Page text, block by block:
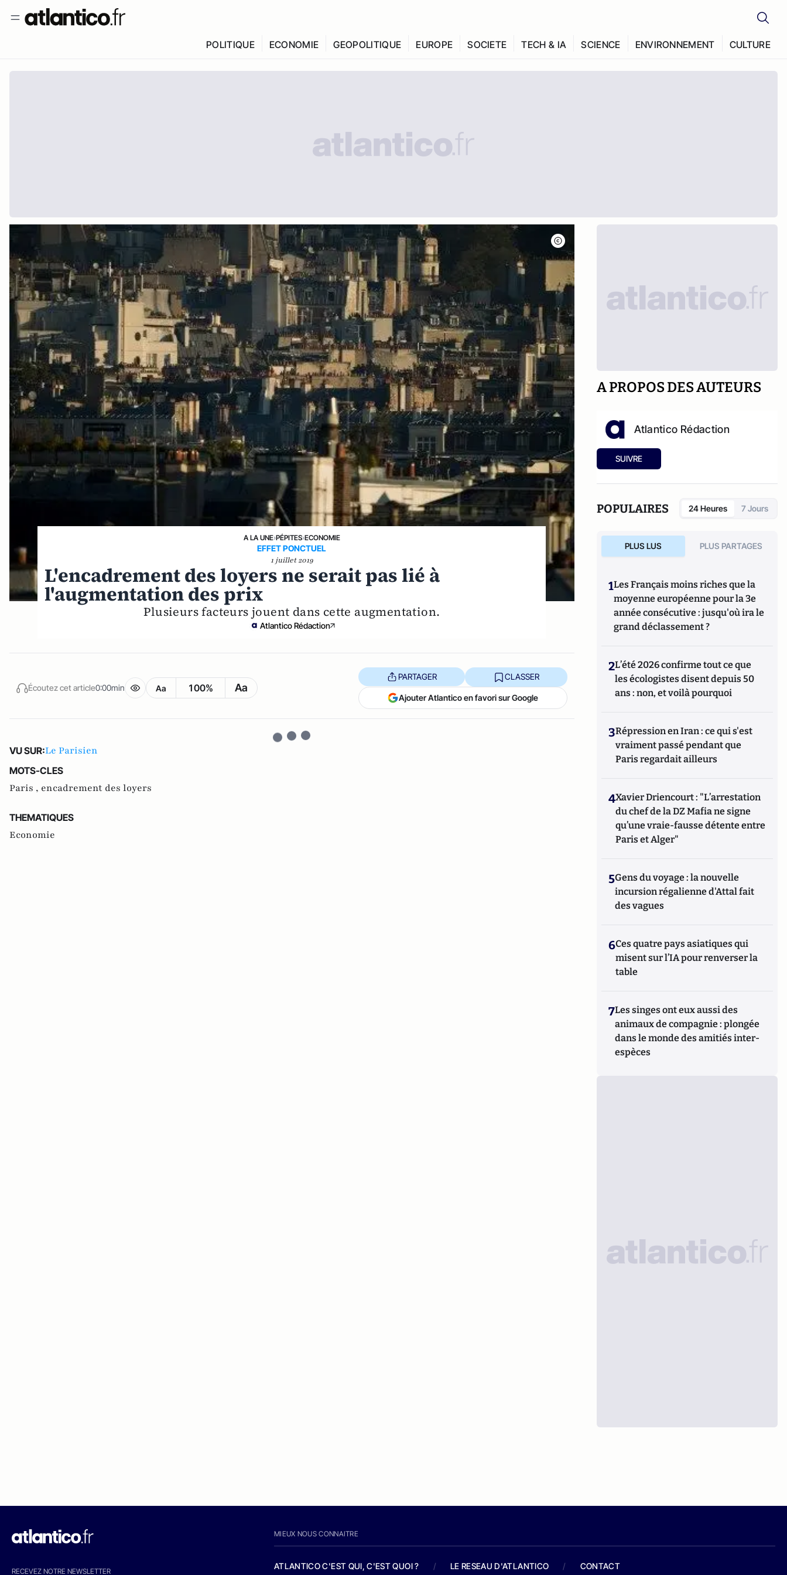
POLITIQUE ECONOMIE GEOPOLITIQUE EUROPE SOCIETE TECH & IA SCIENCE ENVIRONNEMENT CULTURE
A LA UNE›PÉPITES›ECONOMIE
EFFET PONCTUEL
1 juillet 2019
L'encadrement des loyers ne serait pas lié à
l'augmentation des prix
Plusieurs facteurs jouent dans cette augmentation.
Atlantico Rédaction
Écoutez cet article0:00min Aa 100% Aa
PARTAGER CLASSER
Ajouter Atlantico en favori sur Google
VU SUR:Le Parisien
MOTS-CLES
Paris , encadrement des loyers
THEMATIQUES
Economie
A PROPOS DES AUTEURS
Atlantico Rédaction
SUIVRE
POPULAIRES 24 Heures 7 Jours
PLUS LUS PLUS PARTAGES
1Les Français moins riches que la
moyenne européenne pour la 3e
année consécutive : jusqu'où ira le
grand déclassement ?
2L’été 2026 confirme tout ce que
les écologistes disent depuis 50
ans : non, et voilà pourquoi
3Répression en Iran : ce qui s'est
vraiment passé pendant que
Paris regardait ailleurs
4Xavier Driencourt : "L’arrestation
du chef de la DZ Mafia ne signe
qu’une vraie-fausse détente entre
Paris et Alger"
5Gens du voyage : la nouvelle
incursion régalienne d'Attal fait
des vagues
6Ces quatre pays asiatiques qui
misent sur l’IA pour renverser la
table
7Les singes ont eux aussi des
animaux de compagnie : plongée
dans le monde des amitiés inter-
espèces
RECEVEZ NOTRE NEWSLETTER
MIEUX NOUS CONNAITRE
ATLANTICO C'EST QUI, C'EST QUOI ? / LE RESEAU D'ATLANTICO / CONTACT